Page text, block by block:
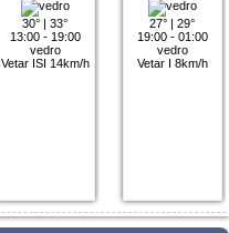
30° |33°
13:00 - 19:00
vedro
Vetar ISI 14km/h
27° |29°
19:00 - 01:00
vedro
Vetar I 8km/h